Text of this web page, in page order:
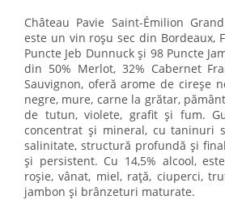
Château Pavie Saint-Émilion
este un vin roșu sec din Bordeaux,
Puncte Jeb Dunnuck și 98 Puncte
din 50% Merlot, 32% Cabernet
Sauvignon, oferă arome de cireșe
negre, mure, carne la grătar,
de tutun, violete, grafit și fum.
concentrat și mineral, cu taninuri
salinitate, structură profundă și
și persistent. Cu 14,5% alcool,
roșie, vânat, miel, rață, ciuperci,
jambon și brânzeturi maturate.